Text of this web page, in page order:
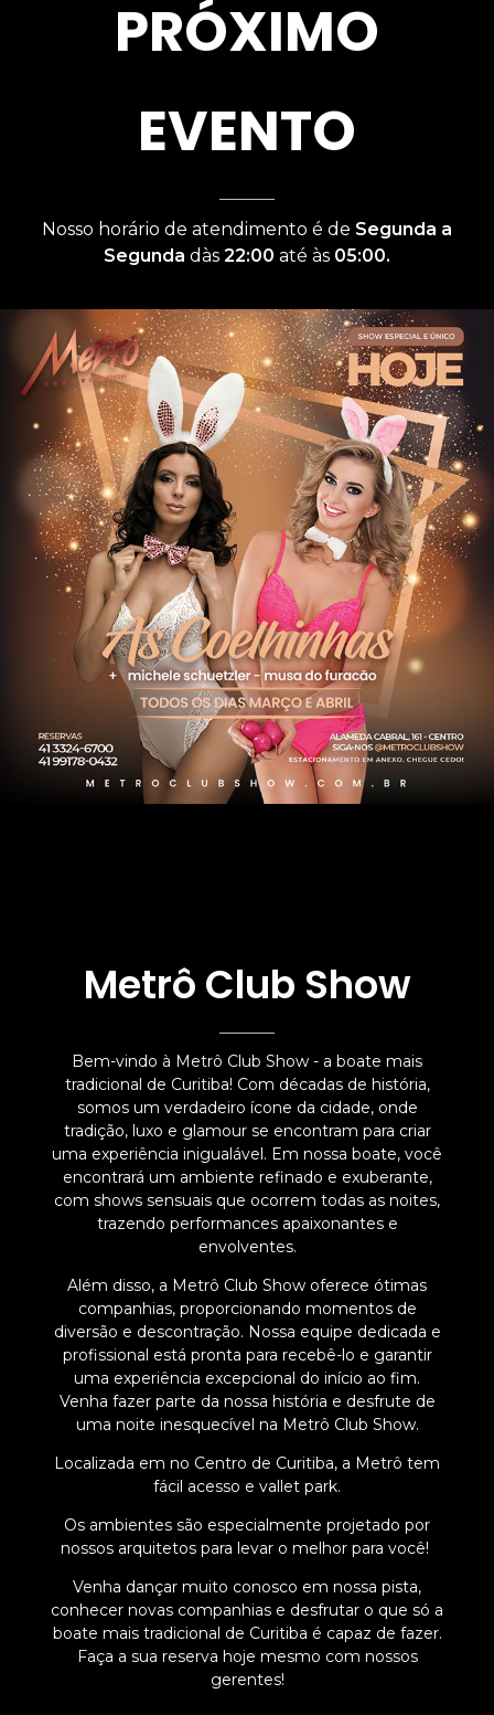
PRÓXIMO
EVENTO
Nosso horário de atendimento é de Segunda a
Segunda dàs 22:00 até às 05:00.
Metrô Club Show
Bem-vindo à Metrô Club Show - a boate mais
tradicional de Curitiba! Com décadas de história,
somos um verdadeiro ícone da cidade, onde
tradição, luxo e glamour se encontram para criar
uma experiência inigualável. Em nossa boate, você
encontrará um ambiente refinado e exuberante,
com shows sensuais que ocorrem todas as noites,
trazendo performances apaixonantes e
envolventes.
Além disso, a Metrô Club Show oferece ótimas
companhias, proporcionando momentos de
diversão e descontração. Nossa equipe dedicada e
profissional está pronta para recebê-lo e garantir
uma experiência excepcional do início ao fim.
Venha fazer parte da nossa história e desfrute de
uma noite inesquecível na Metrô Club Show.
Localizada em no Centro de Curitiba, a Metrô tem
fácil acesso e vallet park.
Os ambientes são especialmente projetado por
nossos arquitetos para levar o melhor para você!
Venha dançar muito conosco em nossa pista,
conhecer novas companhias e desfrutar o que só a
boate mais tradicional de Curitiba é capaz de fazer.
Faça a sua reserva hoje mesmo com nossos
gerentes!